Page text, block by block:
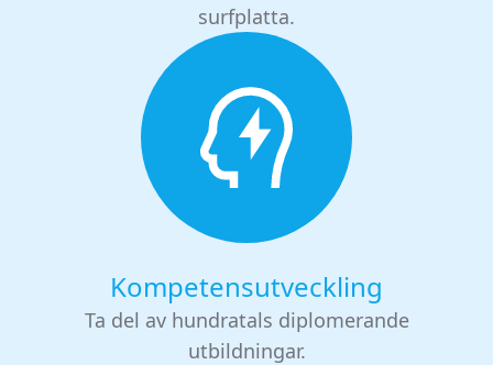
surfplatta.
Kompetensutveckling
Ta del av hundratals diplomerande
utbildningar.